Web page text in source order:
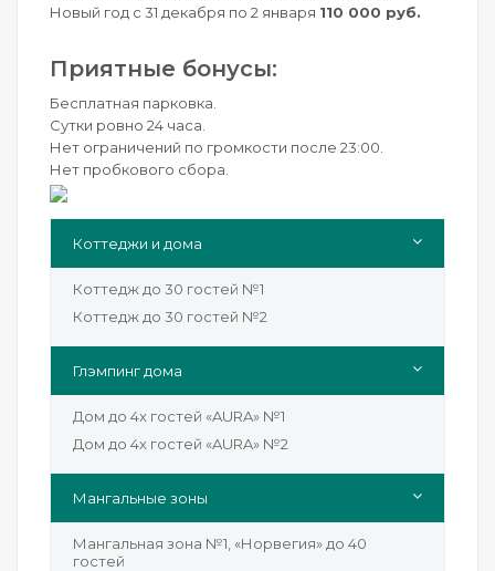
Новый год с 31 декабря по 2 января 110 000 руб.
Приятные бонусы:
Бесплатная парковка.
Сутки ровно 24 часа.
Нет ограничений по громкости после 23:00.
Нет пробкового сбора.
Коттеджи и дома
Коттедж до 30 гостей №1
Коттедж до 30 гостей №2
Глэмпинг дома
Дом до 4х гостей «AURA» №1
Дом до 4х гостей «AURA» №2
Мангальные зоны
Мангальная зона №1, «Норвегия» до 40
гостей